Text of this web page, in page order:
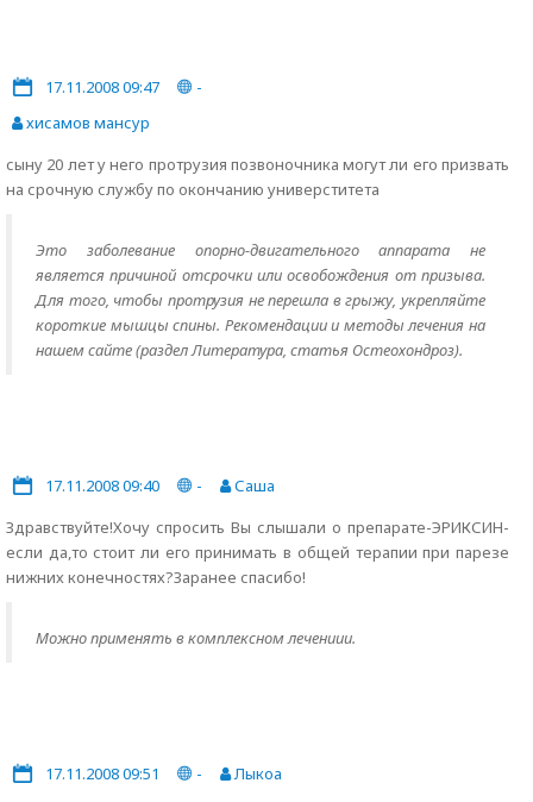
17.11.2008 09:47
-
хисамов мансур
сыну 20 лет у него протрузия позвоночника могут ли его призвать
на срочную службу по окончанию универститета
Это заболевание опорно-двигательного аппарата не
является причиной отсрочки или освобождения от призыва.
Для того, чтобы протрузия не перешла в грыжу, укрепляйте
короткие мышцы спины. Рекомендации и методы лечения на
нашем сайте (раздел Литература, статья Остеохондроз).
17.11.2008 09:40 -
Саша
Здравствуйте!Хочу спросить Вы слышали о препарате-ЭРИКСИН-
если да,то стоит ли его принимать в общей терапии при парезе
нижних конечностях?Заранее спасибо!
Можно применять в комплексном лечениии.
17.11.2008 09:51 - Лыкоа